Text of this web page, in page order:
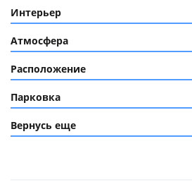
Интерьер
Атмосфера
Расположение
Парковка
Вернусь еще